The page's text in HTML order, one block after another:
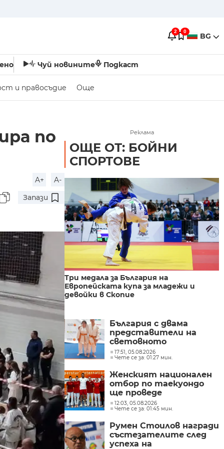
2 0 BG
Чуй новините Подкаст
и правосъдие Още
по
A+
A-
Запази
Реклама
ОЩЕ ОТ: БОЙНИ
СПОРТОВЕ
Три медала за България на
Европейската купа за младежи и
девойки в Скопие
България с двама
представители на
световното
първенство по джудо
за спортисти със
17:51, 05.08.2026
Чете се за: 01:27 мин.
Женският национален
отбор по таекуондо
ще проведе
едноседмичен лагер в
Пекин
12:03, 05.08.2026
Чете се за: 01:45 мин.
Румен Стоилов награди
състезателите след
успеха на